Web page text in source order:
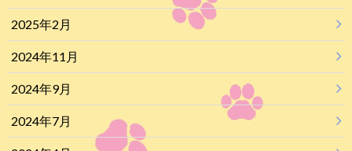
2025年2月
2024年11月
2024年9月
2024年7月